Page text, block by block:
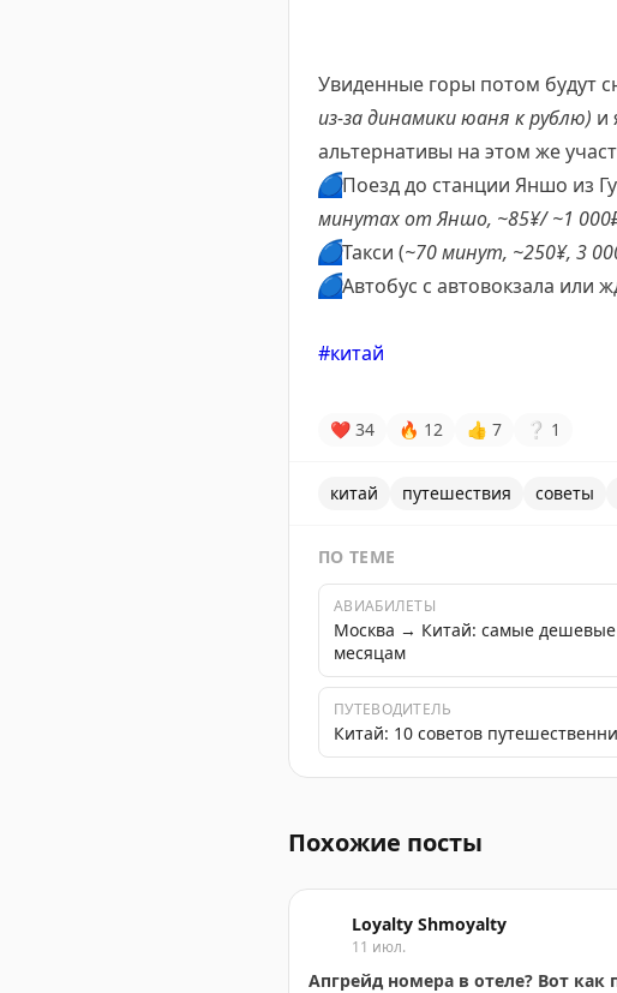
Увиденные горы потом будут
из-за динамики юаня к рублю) и
альтернативы на этом же
🔵Поезд до станции Яншо из
минутах от Яншо, ~85¥/ ~1
🔵Такси (~70 минут, ~250¥, 3
🔵Автобус с автовокзала или
#китай
❤ 34 🔥 12 👍 7 ❔ 1
китай путешествия советы
ПО ТЕМЕ
АВИАБИЛЕТЫ
Москва → Китай: самые
месяцам
ПУТЕВОДИТЕЛЬ
Китай: 10 советов
Похожие посты
Loyalty Shmoyalty
11 июл.
Апгрейд номера в отеле? Вот